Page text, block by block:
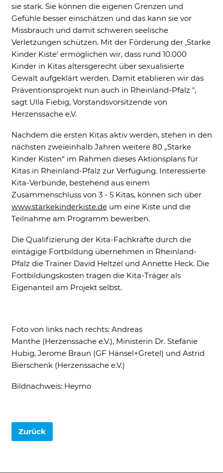
sie stark. Sie können die eigenen Grenzen und
Gefühle besser einschätzen und das kann sie vor
Missbrauch und damit schweren seelische
Verletzungen schützen. Mit der Förderung der ‚Starke
Kinder Kiste‘ ermöglichen wir, dass rund 10.000
Kinder in Kitas altersgerecht über sexualisierte
Gewalt aufgeklärt werden. Damit etablieren wir das
Präventionsprojekt nun auch in Rheinland-Pfalz ",
sagt Ulla Fiebig, Vorstandsvorsitzende von
Herzenssache e.V.
Nachdem die ersten Kitas aktiv werden, stehen in den
nächsten zweieinhalb Jahren weitere 80 „Starke
Kinder Kisten“ im Rahmen dieses Aktionsplans für
Kitas in Rheinland-Pfalz zur Verfügung. Interessierte
Kita-Verbünde, bestehend aus einem
Zusammenschluss von 3 - 5 Kitas, können sich über
www.starkekinderkiste.deum eine Kiste und die
Teilnahme am Programm bewerben.
Die Qualifizierung der Kita-Fachkräfte durch die
eintägige Fortbildung übernehmen in Rheinland-
Pfalz die Trainer David Heltzel und Annette Heck. Die
Fortbildungskosten tragen die Kita-Träger als
Eigenanteil am Projekt selbst.
Foto von links nach rechts: Andreas
Manthe (Herzenssache e.V.), Ministerin Dr. Stefanie
Hubig, Jerome Braun (GF Hänsel+Gretel) und Astrid
Bierschenk (Herzenssache e.V.)
Bildnachweis: Heymo
Zurück
Akzeptieren Speichern Ablehnen
Datenschutz